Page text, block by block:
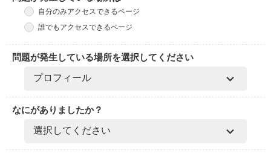
自分のみアクセスできるページ
誰でもアクセスできるページ
問題が発生している場所を選択してください
なにがありましたか？